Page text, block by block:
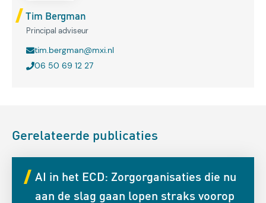
Tim Bergman
Principal adviseur
tim.bergman@mxi.nl
06 50 69 12 27
Gerelateerde publicaties
AI in het ECD: Zorgorganisaties die nu
aan de slag gaan lopen straks voorop